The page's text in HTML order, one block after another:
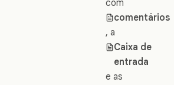
com
comentários
, a
Caixa de
entrada
e as